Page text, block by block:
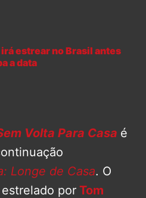
estrear no Brasil antes
a data
Volta Para Casa é
Longe de Casa. O
por Tom